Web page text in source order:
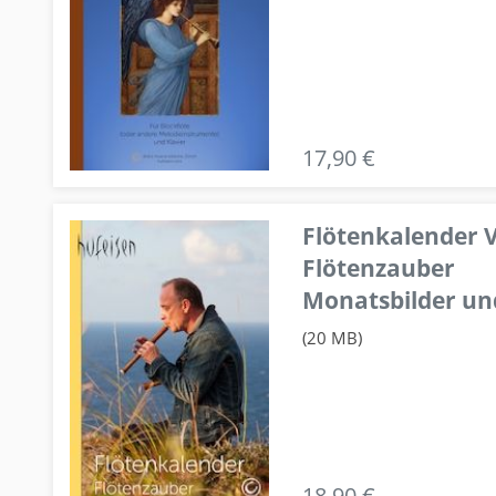
17,90 €
Flötenkalender
Flötenzauber
Monatsbilder
(20 MB)